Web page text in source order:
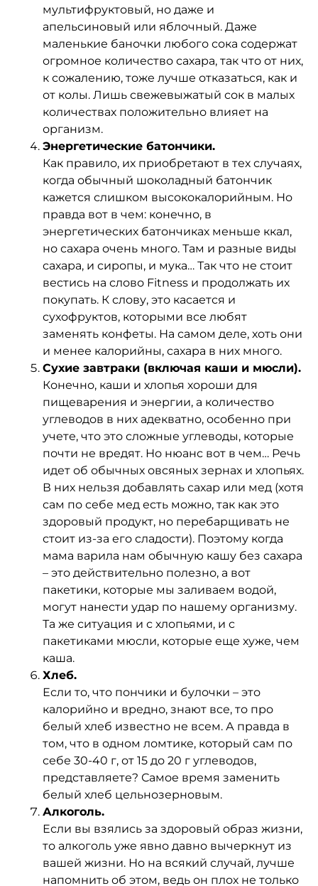
мультифруктовый, но даже и
апельсиновый или яблочный. Даже
маленькие баночки любого сока содержат
огромное количество сахара, так что от них,
к сожалению, тоже лучше отказаться, как и
от колы. Лишь свежевыжатый сок в малых
количествах положительно влияет на
организм.
Энергетические батончики.
Как правило, их приобретают в тех случаях,
когда обычный шоколадный батончик
кажется слишком высококалорийным. Но
правда вот в чем: конечно, в
энергетических батончиках меньше ккал,
но сахара очень много. Там и разные виды
сахара, и сиропы, и мука… Так что не стоит
вестись на слово Fitness и продолжать их
покупать. К слову, это касается и
сухофруктов, которыми все любят
заменять конфеты. На самом деле, хоть они
и менее калорийны, сахара в них много.
Сухие завтраки (включая каши и мюсли).
Конечно, каши и хлопья хороши для
пищеварения и энергии, а количество
углеводов в них адекватно, особенно при
учете, что это сложные углеводы, которые
почти не вредят. Но нюанс вот в чем… Речь
идет об обычных овсяных зернах и хлопьях.
В них нельзя добавлять сахар или мед (хотя
сам по себе мед есть можно, так как это
здоровый продукт, но перебарщивать не
стоит из-за его сладости). Поэтому когда
мама варила нам обычную кашу без сахара
– это действительно полезно, а вот
пакетики, которые мы заливаем водой,
могут нанести удар по нашему организму.
Та же ситуация и с хлопьями, и c
пакетиками мюсли, которые еще хуже, чем
каша.
Хлеб.
Если то, что пончики и булочки – это
калорийно и вредно, знают все, то про
белый хлеб известно не всем. А правда в
том, что в одном ломтике, который сам по
себе 30-40 г, от 15 до 20 г углеводов,
представляете? Самое время заменить
белый хлеб цельнозерновым.
Алкоголь.
Если вы взялись за здоровый образ жизни,
то алкоголь уже явно давно вычеркнут из
вашей жизни. Но на всякий случай, лучше
напомнить об этом, ведь он плох не только